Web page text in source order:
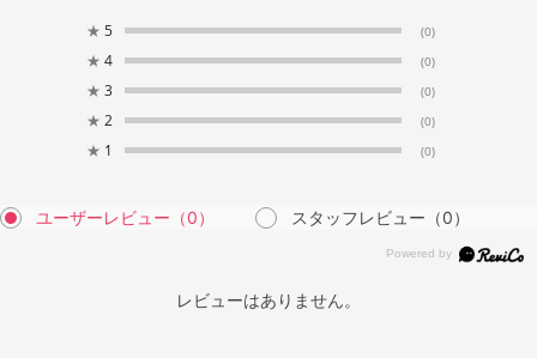
★ 5 (0)
★ 4 (0)
★ 3 (0)
★ 2 (0)
★ 1 (0)
ユーザーレビュー （0） スタッフレビュー （0）
レビューはありません。